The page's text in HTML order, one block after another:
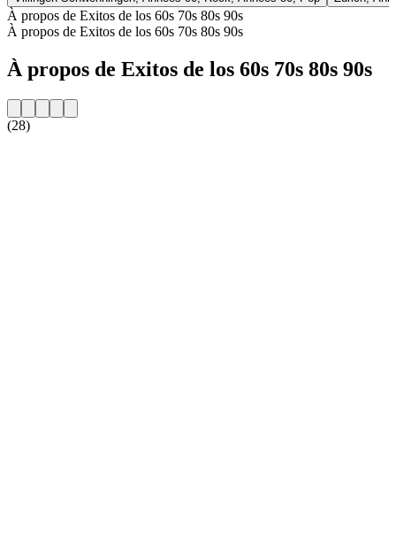
À propos de Exitos de los 60s 70s 80s 90s
À propos de Exitos de los 60s 70s 80s 90s
À propos de Exitos de los 60s 70s 80s 90s
(28)